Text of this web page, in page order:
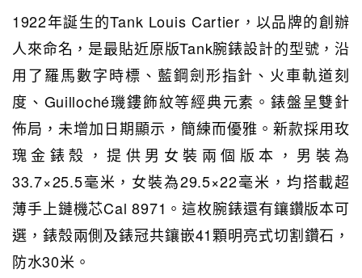
1922年誕生的Tank Louis Cartier，以品牌的創辦
人來命名，是最貼近原版Tank腕錶設計的型號，沿
用了羅馬數字時標、藍鋼劍形指針、火車軌道刻
度、Guilloché璣鏤飾紋等經典元素。錶盤呈雙針
佈局，未增加日期顯示，簡練而優雅。新款採用玫
瑰金錶殼，提供男女裝兩個版本，男裝為
33.7×25.5毫米，女裝為29.5×22毫米，均搭載超
薄手上鏈機芯Cal 8971。這枚腕錶還有鑲鑽版本可
選，錶殼兩側及錶冠共鑲嵌41顆明亮式切割鑽石，
防水30米。